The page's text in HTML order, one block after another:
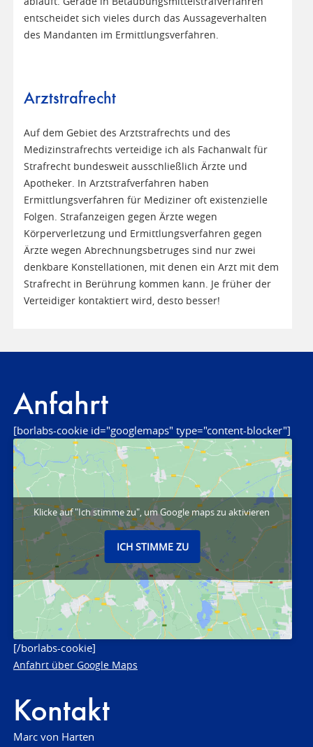
entscheidet sich vieles durch das Aussageverhalten
des Mandanten im Ermittlungsverfahren.
Arztstrafrecht
Auf dem Gebiet des Arztstrafrechts und des
Medizinstrafrechts verteidige ich als Fachanwalt für
Strafrecht bundesweit ausschließlich Ärzte und
Apotheker. In Arztstrafverfahren haben
Ermittlungsverfahren für Mediziner oft existenzielle
Folgen. Strafanzeigen gegen Ärzte wegen
Körperverletzung und Ermittlungsverfahren gegen
Ärzte wegen Abrechnungsbetruges sind nur zwei
denkbare Konstellationen, mit denen ein Arzt mit dem
Strafrecht in Berührung kommen kann. Je früher der
Verteidiger kontaktiert wird, desto besser!
Anfahrt
[borlabs-cookie id="googlemaps" type="content-blocker"]
Klicke auf "Ich stimme zu", um Google maps zu aktivieren
ICH STIMME ZU
[/borlabs-cookie]
Anfahrt über Google Maps
Kontakt
Marc von Harten